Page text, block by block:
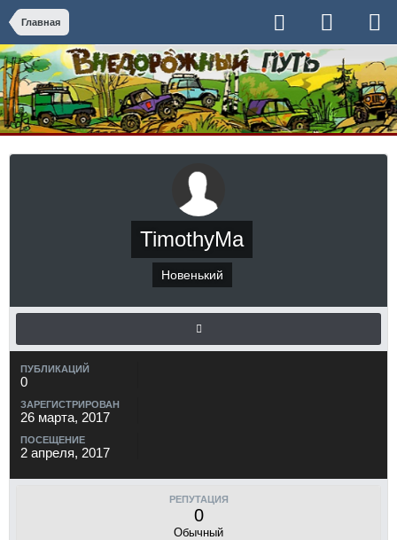
Главная
TimothyMa
Новенький
ПУБЛИКАЦИЙ
0
ЗАРЕГИСТРИРОВАН
26 марта, 2017
ПОСЕЩЕНИЕ
2 апреля, 2017
РЕПУТАЦИЯ
0
Обычный